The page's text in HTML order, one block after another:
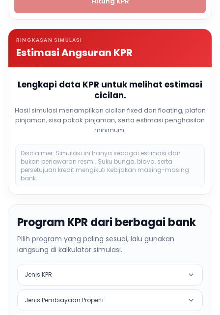
RINGKASAN SIMULASI
Estimasi Angsuran KPR
Lengkapi data KPR untuk melihat estimasi
cicilan.
Hasil simulasi menampilkan cicilan fixed dan floating, plafon
pinjaman, sisa pokok pinjaman, serta estimasi penghasilan
minimum.
Disclaimer: Simulasi ini hanya sebagai estimasi dan
bukan penawaran resmi. Suku bunga, biaya, serta
persetujuan kredit mengikuti kebijakan masing-masing
bank.
Program KPR dari berbagai bank
Pilih program yang paling sesuai, lalu gunakan
langsung di kalkulator simulasi.
Jenis KPR
Jenis Pembiayaan Properti